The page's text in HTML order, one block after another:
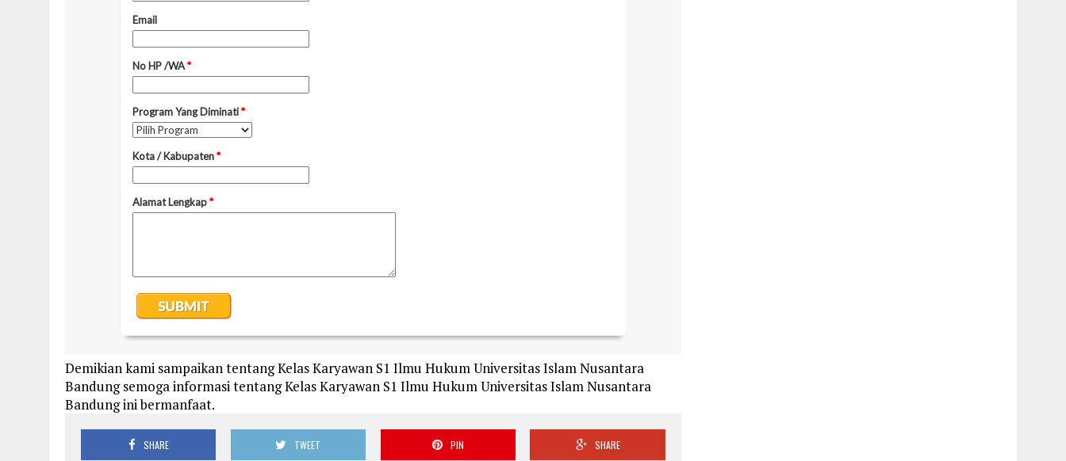
Demikian kami sampaikan tentang Kelas Karyawan S1 Ilmu Hukum Universitas Islam Nusantara
Bandung semoga informasi tentang Kelas Karyawan S1 Ilmu Hukum Universitas Islam Nusantara
Bandung ini bermanfaat.
SHARE TWEET PIN SHARE